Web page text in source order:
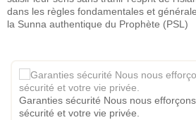
dans les règles fondamentales et
la Sunna authentique du Prophète (PSL)
Garanties sécurité Nous nous
sécurité et votre vie privée.